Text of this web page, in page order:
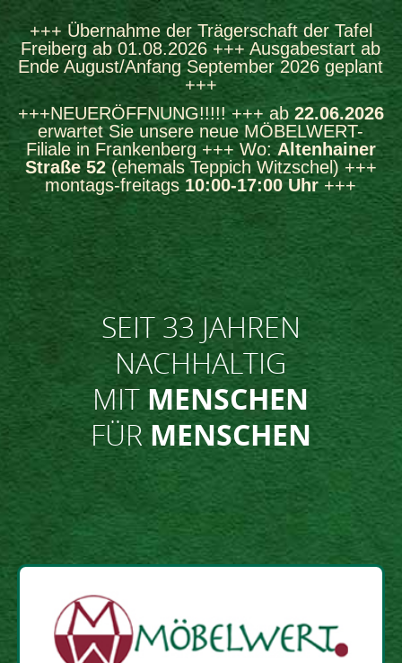
+++ Übernahme der Trägerschaft der Tafel
Freiberg ab 01.08.2026 +++ Ausgabestart ab
Ende August/Anfang September 2026 geplant
+++
+++NEUERÖFFNUNG!!!!! +++ ab 22.06.2026
erwartet Sie unsere neue MÖBELWERT-
Filiale in Frankenberg +++ Wo:Altenhainer
Straße 52(ehemals Teppich Witzschel) +++
montags-freitags 10:00-17:00 Uhr+++
SEIT 33 JAHREN
NACHHALTIG
MITMENSCHEN
FÜRMENSCHEN